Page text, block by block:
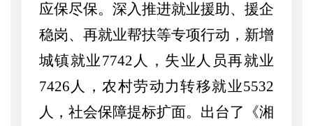
应保尽保。深入推进就业援助、援企
稳岗、再就业帮扶等专项行动，新增
城镇就业7742 人， 失业人员再就业
7426人，农村劳动力转移就业5532
人， 社会保障提标扩面。出台了《湘